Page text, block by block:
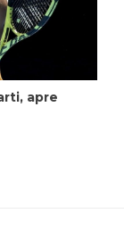
apre